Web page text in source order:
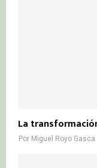
La
Por Miguel Royo Gasca